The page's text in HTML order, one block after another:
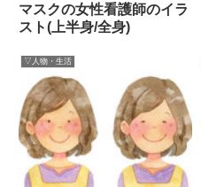
マスクの女性看護師のイラ
スト(上半身/全身)
▽人物・生活